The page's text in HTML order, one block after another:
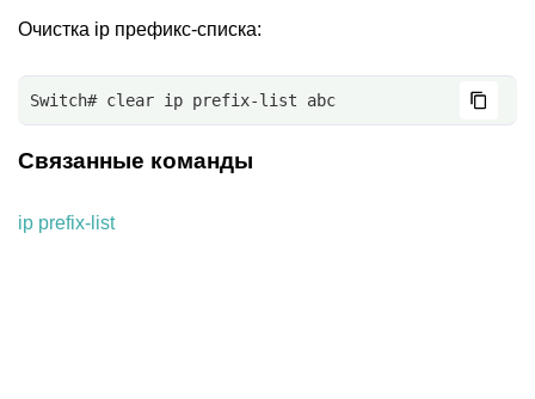
Очистка ip префикс-списка:
Switch# clear ip prefix-list abc
Связанные команды
ip prefix-list